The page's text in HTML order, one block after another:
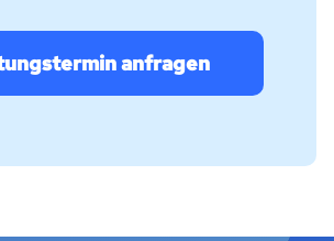
anfragen